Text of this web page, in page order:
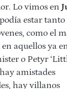
Lo vimos en
estar tanto
como el
aquellos ya
o Petyr
amistades
hay villanos